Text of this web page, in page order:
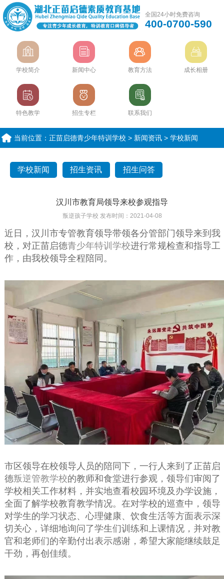
全国24小时免费咨询
400-0700-590
学校简介 新闻中心 教育方法 成长相册
特色教学 招生专栏 联系我们
当前位置： 正苗启德青少年特训学校 > 新闻资讯 > 学校新闻
学校新闻 招生资讯 招生问答
汉川市教育局领导来校参观指导
叛逆孩子学校 发布时间：2021-04-08
近日，汉川市专管教育领导带领各分管部门领导来到我
校，对正苗启德青少年特训学校进行常规检查和指导工
作，由我校领导全程陪同。
市区领导在校领导人员的陪同下，一行人来到了正苗启
德叛逆管教学校的教师和食堂进行参观，领导们审阅了
学校相关工作材料，并实地查看校园环境及办学设施，
全面了解学校教育教学情况。在对学校的巡查中，领导
对学生的学习状态、心理健康、饮食生活等方面表示深
切关心，详细地询问了学生们训练和上课情况，并对教
官和老师们的辛勤付出表示感谢，希望大家能继续鼓足
干劲，再创佳绩。